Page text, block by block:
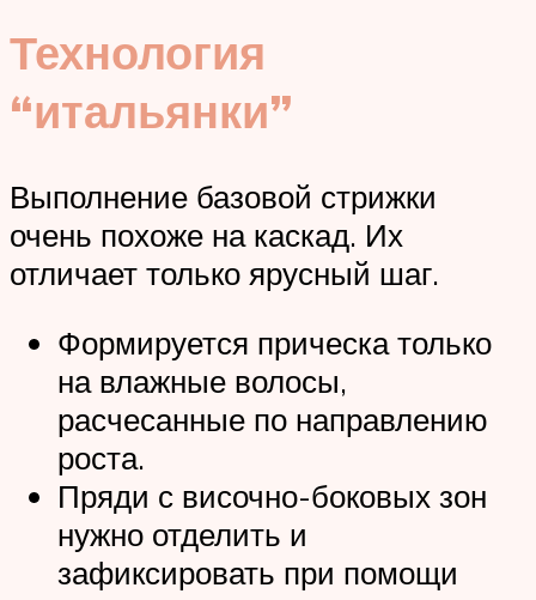
Технология
“итальянки”
Выполнение базовой стрижки
очень похоже на каскад. Их
отличает только ярусный шаг.
Формируется прическа только
на влажные волосы,
расчесанные по направлению
роста.
Пряди с височно-боковых зон
нужно отделить и
зафиксировать при помощи